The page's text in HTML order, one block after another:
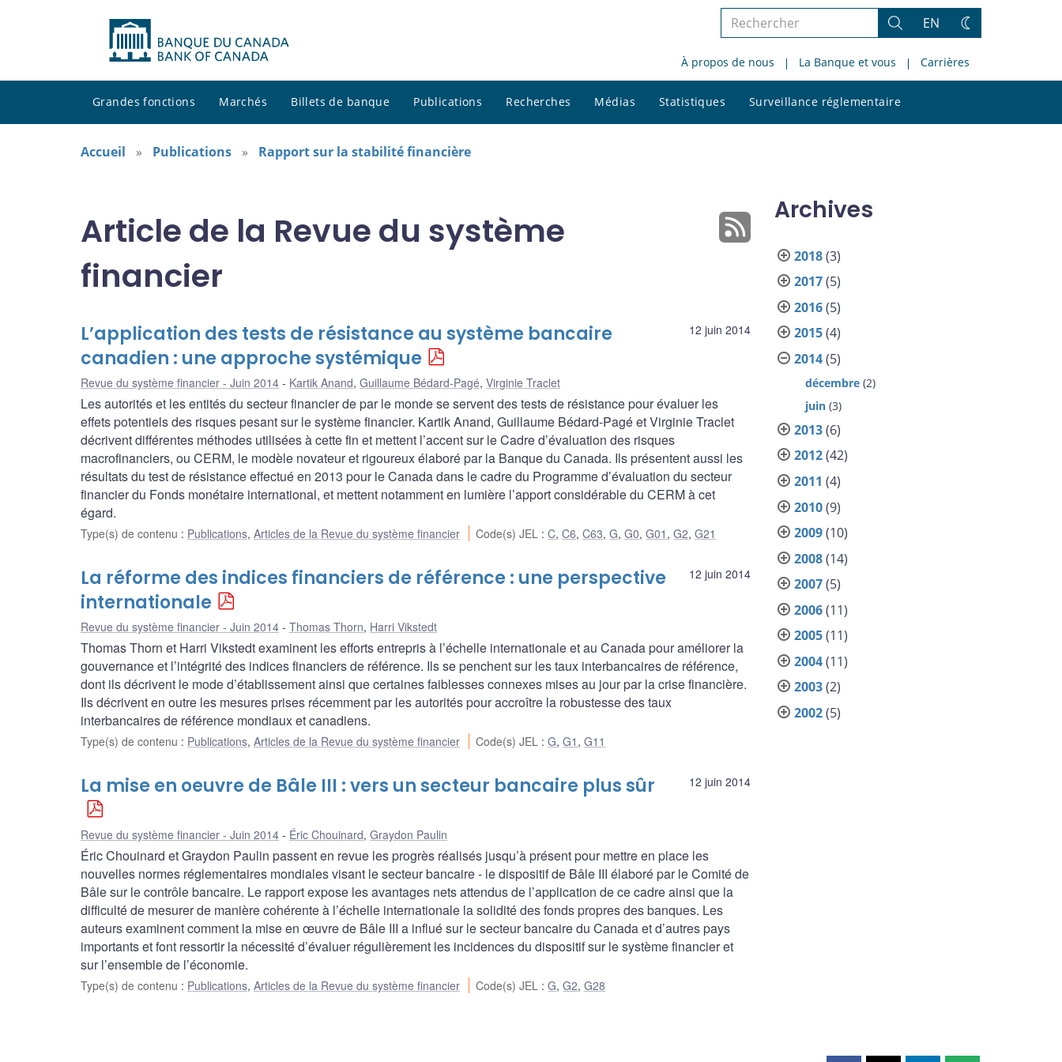
Rechercher
le
site
Rechercher
EN
Changez
thème
À propos de nous La Banque et vous Carrières
Grandes fonctions Marchés Billets de banque Publications Recherches Médias Statistiques Surveillance réglementaire
le
Accueil Publications Rapport sur la stabilité financière
Article de la Revue du système
financier
12 juin 2014
L’application des tests de résistance au système bancaire
canadien : une approche systémique
Revue du système financier - Juin 2014 Kartik Anand, Guillaume Bédard-Pagé, Virginie Traclet
Les autorités et les entités du secteur financier de par le monde se servent des tests de résistance pour évaluer les
effets potentiels des risques pesant sur le système financier. Kartik Anand, Guillaume Bédard-Pagé et Virginie Traclet
décrivent différentes méthodes utilisées à cette fin et mettent l’accent sur le Cadre d’évaluation des risques
macrofinanciers, ou CERM, le modèle novateur et rigoureux élaboré par la Banque du Canada. Ils présentent aussi les
résultats du test de résistance effectué en 2013 pour le Canada dans le cadre du Programme d’évaluation du secteur
financier du Fonds monétaire international, et mettent notamment en lumière l’apport considérable du CERM à cet
égard.
Type(s) de contenu : Publications, Articles de la Revue du système financier Code(s) JEL :C,C6,C63,G,G0,G01 ,G2,G21
12 juin 2014
La réforme des indices financiers de référence : une perspective
internationale
Revue du système financier - Juin 2014 Thomas Thorn, Harri Vikstedt
Thomas Thorn et Harri Vikstedt examinent les efforts entrepris à l’échelle internationale et au Canada pour améliorer la
gouvernance et l’intégrité des indices financiers de référence. Ils se penchent sur les taux interbancaires de référence,
dont ils décrivent le mode d’établissement ainsi que certaines faiblesses connexes mises au jour par la crise financière.
Ils décrivent en outre les mesures prises récemment par les autorités pour accroître la robustesse des taux
interbancaires de référence mondiaux et canadiens.
Type(s) de contenu : Publications, Articles de la Revue du système financier Code(s) JEL :G,G1 ,G11
12 juin 2014
La mise en oeuvre de Bâle III : vers un secteur bancaire plus sûr
Revue du système financier - Juin 2014 Éric Chouinard, Graydon Paulin
Éric Chouinard et Graydon Paulin passent en revue les progrès réalisés jusqu’à présent pour mettre en place les
nouvelles normes réglementaires mondiales visant le secteur bancaire - le dispositif de Bâle III élaboré par le Comité de
Bâle sur le contrôle bancaire. Le rapport expose les avantages nets attendus de l’application de ce cadre ainsi que la
difficulté de mesurer de manière cohérente à l’échelle internationale la solidité des fonds propres des banques. Les
auteurs examinent comment la mise en œuvre de Bâle III a influé sur le secteur bancaire du Canada et d’autres pays
importants et font ressortir la nécessité d’évaluer régulièrement les incidences du dispositif sur le système financier et
sur l’ensemble de l’économie.
Type(s) de contenu : Publications, Articles de la Revue du système financier Code(s) JEL :G,G2,G28
Archives
2018(3)
2017(5)
2016(5)
2015(4)
2014(5)
décembre (2)
juin (3)
2013(6)
2012(42)
2011 (4)
2010(9)
2009(10)
2008(14)
2007(5)
2006(11)
2005(11)
2004(11)
2003(2)
2002(5)